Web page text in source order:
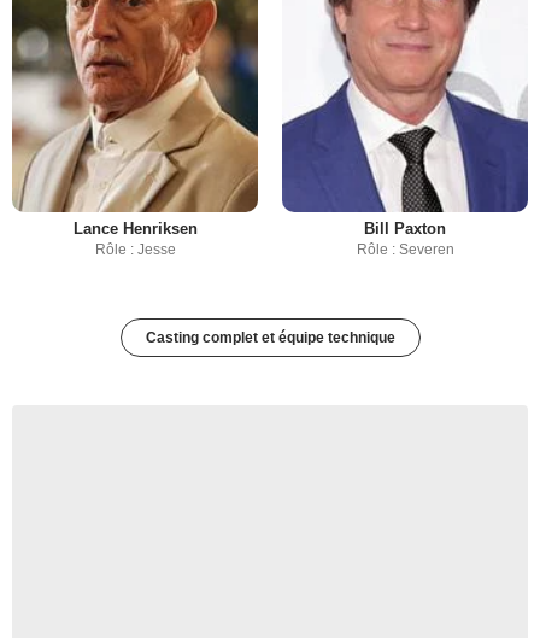
Lance Henriksen
Rôle : Jesse
Bill Paxton
Rôle : Severen
Casting complet et équipe technique